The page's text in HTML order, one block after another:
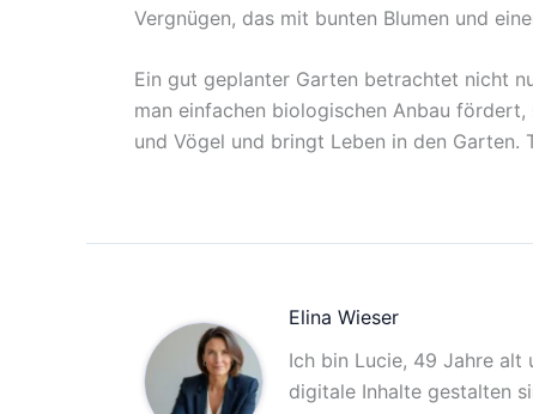
Vergnügen, das mit bunten Blumen und
Ein gut geplanter Garten betrachtet nicht
man einfachen biologischen Anbau
und Vögel und bringt Leben in den Garten.
Elina Wieser
Ich bin Lucie, 49 Jahre alt
digitale Inhalte gestalten